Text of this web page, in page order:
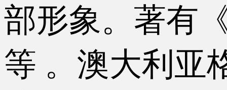
部形象。著有
等 。澳大利亚